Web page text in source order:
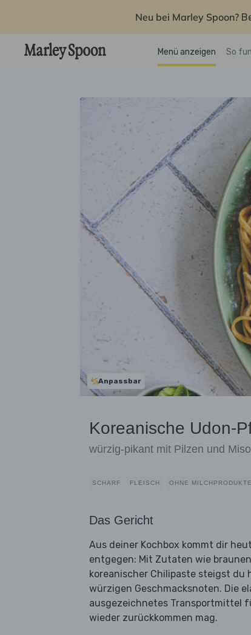
Neu bei Marley Spoon?
Menü anzeigen So
Anpassbar
Koreanische Udon-
würzig-pikant mit Pilzen und Miso
SCHARF FLEISCH OHNE MILCHPRODUKTE
Das Gericht
Aus deiner Kochbox kommt dir
entgegen: Mit Zutaten wie
koreanischer Chilipaste steigst
würzigen Geschmacksnoten. Die
ausgezeichnetes Transportmittel
wieder zurückkommen mag.